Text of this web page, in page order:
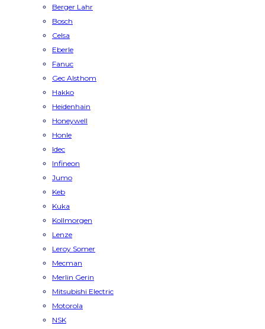
Berger Lahr
Bosch
Celsa
Eberle
Fanuc
Gec Alsthom
Hakko
Heidenhain
Honeywell
Honle
Idec
Infineon
Jumo
Keb
Kuka
Kollmorgen
Lenze
Leroy Somer
Mecman
Merlin Gerin
Mitsubishi Electric
Motorola
NSK